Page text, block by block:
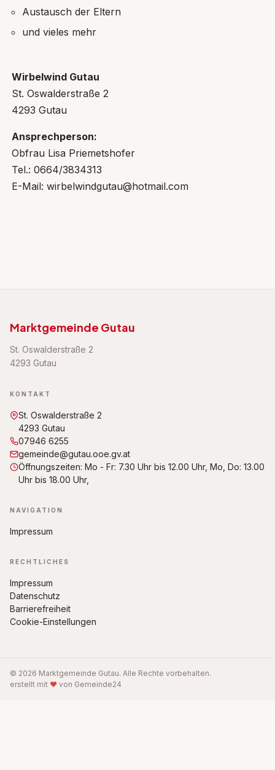
Austausch der Eltern
und vieles mehr
Wirbelwind Gutau
St. Oswalderstraße 2
4293 Gutau
Ansprechperson:
Obfrau Lisa Priemetshofer
Tel.: 0664/3834313
E-Mail: wirbelwindgutau@hotmail.com
Marktgemeinde Gutau
St. Oswalderstraße 2
4293 Gutau
KONTAKT
St. Oswalderstraße 2
4293 Gutau
07946 6255
gemeinde@gutau.ooe.gv.at
Öffnungszeiten: Mo - Fr: 7.30 Uhr bis 12.00 Uhr, Mo, Do: 13.00
Uhr bis 18.00 Uhr,
NAVIGATION
Impressum
RECHTLICHES
Impressum
Datenschutz
Barrierefreiheit
Cookie-Einstellungen
© 2026 Marktgemeinde Gutau. Alle Rechte vorbehalten.
erstellt mit ♥ von Gemeinde24